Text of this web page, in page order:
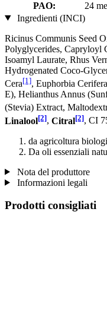
PAO:
24
Ingredienti (INCI)
Ricinus Communis Seed
Polyglycerides, Capryloyl
Isoamyl Laurate, Rhus
Hydrogenated Coco-
Cera[1], Euphorbia
E), Helianthus Annus
(Stevia) Extract,
Linalool[2], Citral[2], CI
da agricoltura
Da oli essenziali
Nota del produttore
Informazioni legali
Prodotti consigliati